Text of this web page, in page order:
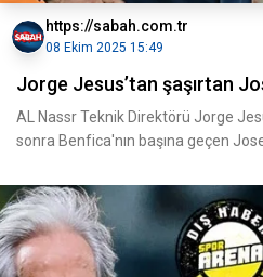
https://sabah.com.tr
08 Ekim 2025 15:49
Jorge Jesus’tan şaşırtan
AL Nassr Teknik Direktörü Jorge
sonra Benfica'nın başına geçen